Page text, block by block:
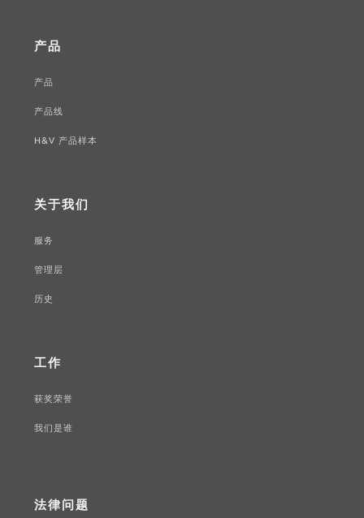
产品
产品
产品线
H&V 产品样本
关于我们
服务
管理层
历史
工作
获奖荣誉
我们是谁
法律问题